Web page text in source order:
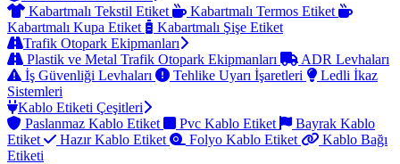
Kabartmalı Tekstil Etiket
Kabartmalı Termos Etiket
Kabartmalı Kupa Etiket
Kabartmalı Şişe Etiket
Trafik Otopark Ekipmanları
Plastik ve Metal Trafik Otopark Ekipmanları
ADR Levhaları
İş Güvenliği Levhaları
Tehlike Uyarı İşaretleri
Ledli İkaz
Sistemleri
Kablo Etiketi Çeşitleri
Paslanmaz Kablo Etiket
Pvc Kablo Etiket
Bayrak Kablo
Etiket
Hazır Kablo Etiket Folyo Kablo Etiket
Kablo Bağı
Etiketi